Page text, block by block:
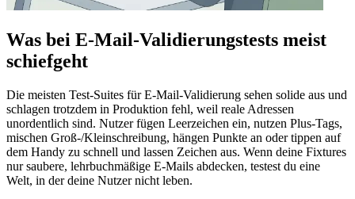
Was bei E‑Mail‑Validierungstests meist
schiefgeht
Die meisten Test‑Suites für E‑Mail‑Validierung sehen solide aus und
schlagen trotzdem in Produktion fehl, weil reale Adressen
unordentlich sind. Nutzer fügen Leerzeichen ein, nutzen Plus‑Tags,
mischen Groß‑/Kleinschreibung, hängen Punkte an oder tippen auf
dem Handy zu schnell und lassen Zeichen aus. Wenn deine Fixtures
nur saubere, lehrbuchmäßige E‑Mails abdecken, testest du eine
Welt, in der deine Nutzer nicht leben.